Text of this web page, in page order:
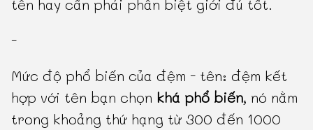
tên hay cần phải phân biệt giới đủ tốt.
-
Mức độ phổ biến của đệm - tên: đệm kết
hợp với tên bạn chọn khá phổ biến, nó nằm
trong khoảng thứ hạng từ 300 đến 1000